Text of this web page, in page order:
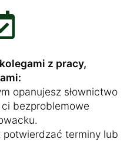
z pracy,
opanujesz słownictwo
bezproblemowe
terminy lub